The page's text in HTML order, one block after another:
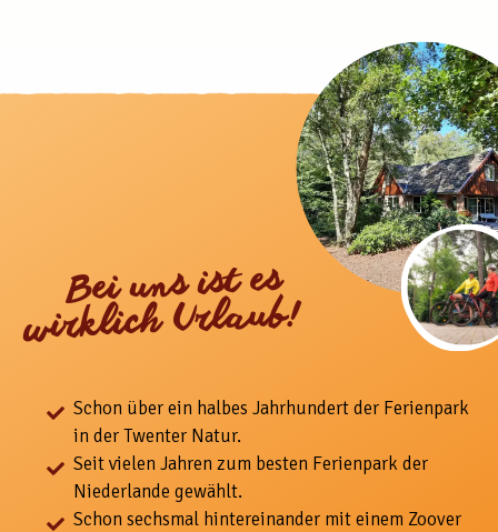
Bei uns ist es
wirklich Urlaub!
Schon über ein halbes Jahrhundert der Ferienpark
in der Twenter Natur.
Seit vielen Jahren zum besten Ferienpark der
Niederlande gewählt.
Schon sechsmal hintereinander mit einem Zoover